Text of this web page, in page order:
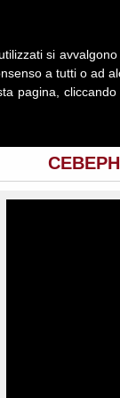
ДОМОЙ
si
a tutti o ad
pagina,